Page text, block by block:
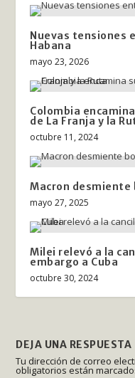
Nuevas tensiones
Habana
mayo 23, 2026
Colombia
de La Franja y la
octubre 11, 2024
Macron desmiente
mayo 27, 2025
Milei relevó a la
embargo a Cuba
octubre 30, 2024
DEJA UNA RESPUESTA
Tu dirección de correo
obligatorios están